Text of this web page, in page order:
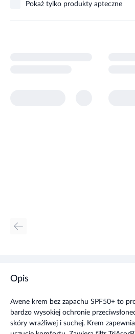
Pokaż tylko produkty apteczne
Opis
Avene krem bez zapachu SPF50+ to
bardzo wysokiej ochronie
skóry wrażliwej i suchej. Krem